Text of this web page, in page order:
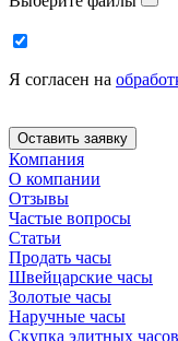
Я согласен на
Компания
О компании
Отзывы
Частые вопросы
Статьи
Продать часы
Швейцарские часы
Золотые часы
Наручные часы
Скупка элитных часов